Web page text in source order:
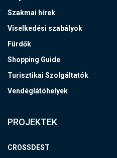
Szakmai hírek
Viselkedési szabályok
Fürdők
Shopping Guide
Turisztikai Szolgáltatók
Vendéglátóhelyek
PROJEKTEK
CROSSDEST